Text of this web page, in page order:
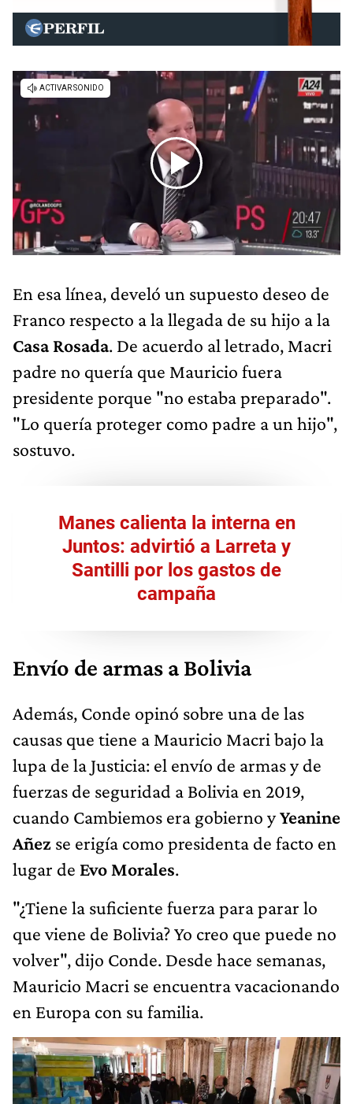
En esa línea, develó un supuesto deseo de
Franco respecto a la llegada de su hijo a la
Casa Rosada. De acuerdo al letrado, Macri
padre no quería que Mauricio fuera
presidente porque "no estaba preparado".
"Lo quería proteger como padre a un hijo",
sostuvo.
Manes calienta la interna en
Juntos: advirtió a Larreta y
Santilli por los gastos de
campaña
Envío de armas a Bolivia
Además, Conde opinó sobre una de las
causas que tiene a Mauricio Macri bajo la
lupa de la Justicia: el envío de armas y de
fuerzas de seguridad a Bolivia en 2019,
cuando Cambiemos era gobierno yYeanine
Añez se erigía como presidenta de facto en
lugar de Evo Morales.
"¿Tiene la suficiente fuerza para parar lo
que viene de Bolivia? Yo creo que puede no
volver", dijo Conde. Desde hace semanas,
Mauricio Macri se encuentra vacacionando
en Europa con su familia.